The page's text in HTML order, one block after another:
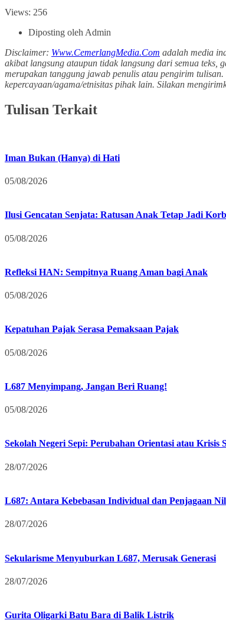
Views: 256
Diposting oleh Admin
Disclaimer: Www.CemerlangMedia.Com adalah media
akibat langsung ataupun tidak langsung dari semua teks,
merupakan tanggung jawab penulis atau pengirim
kepercayaan/agama/etnisitas pihak lain. Silakan
Tulisan Terkait
Iman Bukan (Hanya) di Hati
05/08/2026
Ilusi Gencatan Senjata: Ratusan Anak Tetap Jadi
05/08/2026
Refleksi HAN: Sempitnya Ruang Aman bagi Anak
05/08/2026
Kepatuhan Pajak Serasa Pemaksaan Pajak
05/08/2026
L687 Menyimpang, Jangan Beri Ruang!
05/08/2026
Sekolah Negeri Sepi: Perubahan Orientasi atau Krisis
28/07/2026
L687: Antara Kebebasan Individual dan Penjagaan
28/07/2026
Sekularisme Menyuburkan L687, Merusak Generasi
28/07/2026
Gurita Oligarki Batu Bara di Balik Listrik